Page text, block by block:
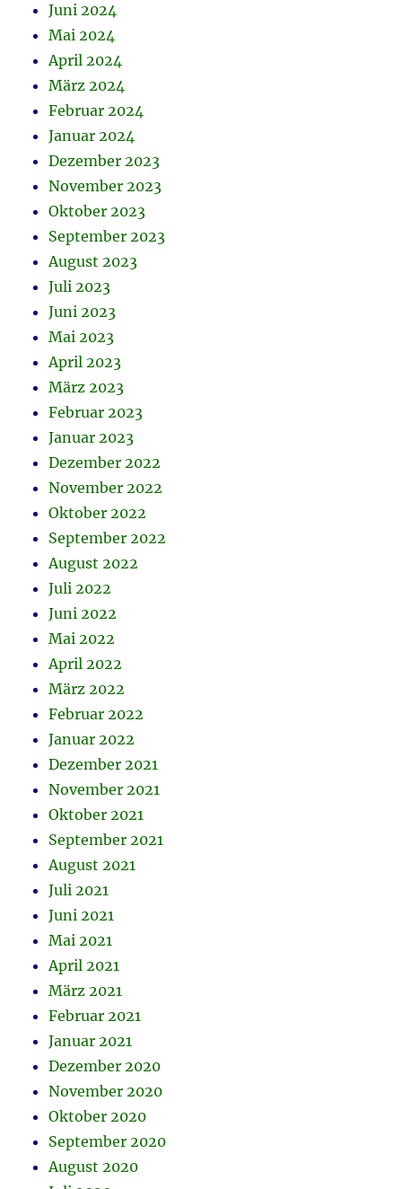
Juni 2024
Mai 2024
April 2024
März 2024
Februar 2024
Januar 2024
Dezember 2023
November 2023
Oktober 2023
September 2023
August 2023
Juli 2023
Juni 2023
Mai 2023
April 2023
März 2023
Februar 2023
Januar 2023
Dezember 2022
November 2022
Oktober 2022
September 2022
August 2022
Juli 2022
Juni 2022
Mai 2022
April 2022
März 2022
Februar 2022
Januar 2022
Dezember 2021
November 2021
Oktober 2021
September 2021
August 2021
Juli 2021
Juni 2021
Mai 2021
April 2021
März 2021
Februar 2021
Januar 2021
Dezember 2020
November 2020
Oktober 2020
September 2020
August 2020